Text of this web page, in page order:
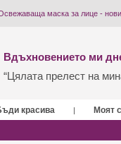
маска за лице -
Вдъхновението ми
“Цялата прелест на
красива | Моят